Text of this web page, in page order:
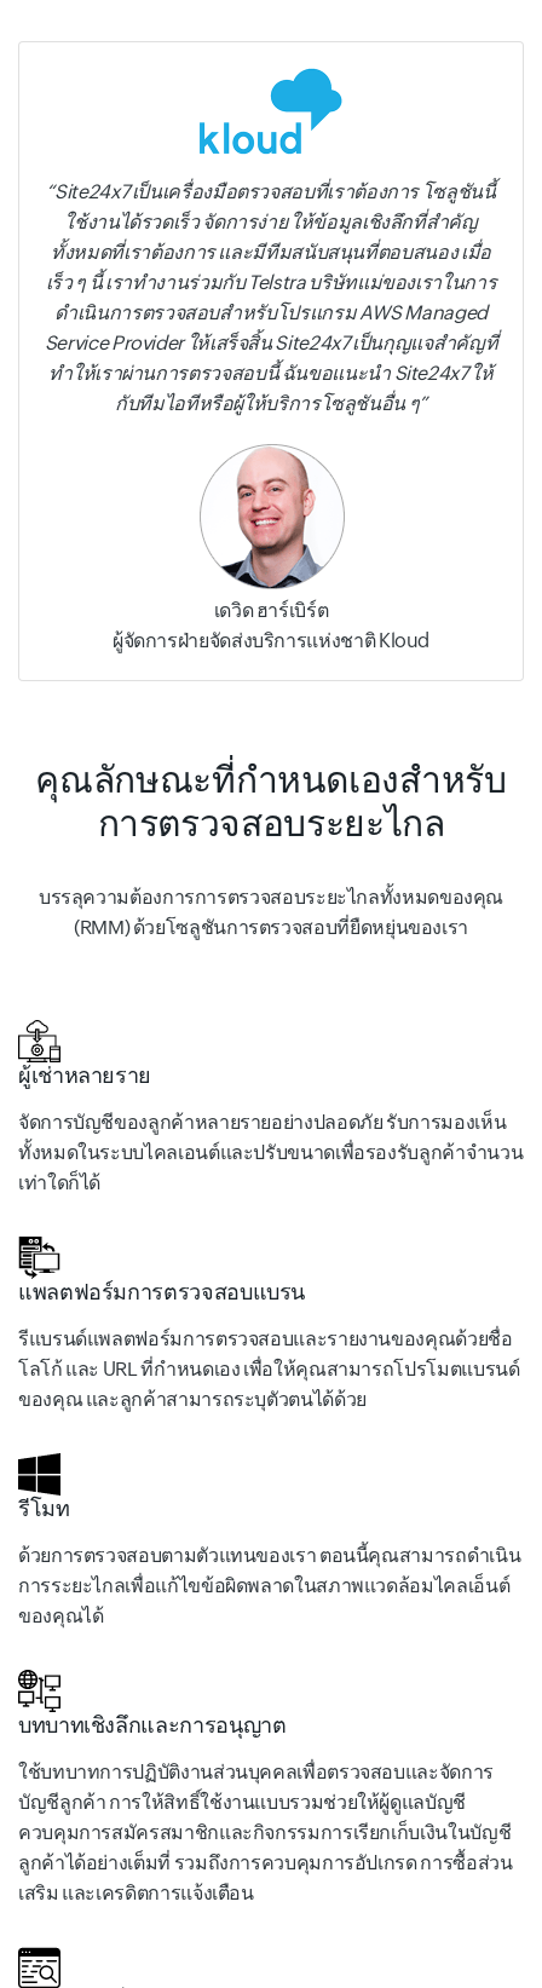
Site24x7 เป็นเครื่องมือตรวจสอบที่เราต้องการ โซลูชันนี้
ใช้งานได้รวดเร็ว จัดการง่าย ให้ข้อมูลเชิงลึกที่สำคัญ
ทั้งหมดที่เราต้องการ และมีทีมสนับสนุนที่ตอบสนอง เมื่อ
เร็ว ๆ นี้ เราทำงานร่วมกับ Telstra บริษัทแม่ของเราในการ
ดำเนินการตรวจสอบสำหรับโปรแกรม AWS Managed
Service Provider ให้เสร็จสิ้น Site24x7 เป็นกุญแจสำคัญที่
ทำให้เราผ่านการตรวจสอบนี้ ฉันขอแนะนำ Site24x7 ให้
กับทีมไอทีหรือผู้ให้บริการโซลูชันอื่น ๆ
เดวิด ฮาร์เบิร์ต
ผู้จัดการฝ่ายจัดส่งบริการแห่งชาติ Kloud
คุณลักษณะที่กำหนดเองสำหรับ
การตรวจสอบระยะไกล
บรรลุความต้องการการตรวจสอบระยะไกลทั้งหมดของคุณ
(RMM) ด้วยโซลูชันการตรวจสอบที่ยืดหยุ่นของเรา
ผู้เช่าหลายราย
จัดการบัญชีของลูกค้าหลายรายอย่างปลอดภัย รับการมองเห็น
ทั้งหมดในระบบไคลเอนต์และปรับขนาดเพื่อรองรับลูกค้าจำนวน
เท่าใดก็ได้
แพลตฟอร์มการตรวจสอบแบรน
รีแบรนด์แพลตฟอร์มการตรวจสอบและรายงานของคุณด้วยชื่อ
โลโก้ และ URL ที่กำหนดเอง เพื่อให้คุณสามารถโปรโมตแบรนด์
ของคุณ และลูกค้าสามารถระบุตัวตนได้ด้วย
รีโมท
ด้วยการตรวจสอบตามตัวแทนของเรา ตอนนี้คุณสามารถดำเนิน
การระยะไกลเพื่อแก้ไขข้อผิดพลาดในสภาพแวดล้อมไคลเอ็นต์
ของคุณได้
บทบาทเชิงลึกและการอนุญาต
ใช้บทบาทการปฏิบัติงานส่วนบุคคลเพื่อตรวจสอบและจัดการ
บัญชีลูกค้า การให้สิทธิ์ใช้งานแบบรวมช่วยให้ผู้ดูแลบัญชี
ควบคุมการสมัครสมาชิกและกิจกรรมการเรียกเก็บเงินในบัญชี
ลูกค้าได้อย่างเต็มที่ รวมถึงการควบคุมการอัปเกรด การซื้อส่วน
เสริม และเครดิตการแจ้งเตือน